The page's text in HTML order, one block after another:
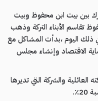
بين بيت ابن محفوظ وبيت
تقاسم الأبناء التركة وذهب
ذلك اليوم ،بدأت المشاكل مع
الاقتصاد وإنشاء مجلس
والشركة التي تديرها